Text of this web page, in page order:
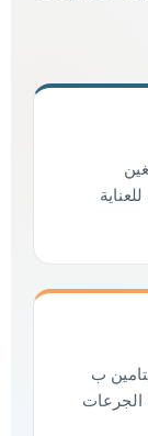
ب
الجرعات